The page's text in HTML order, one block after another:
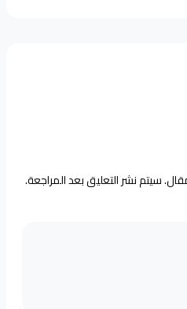
سيتم نشر التعليق بعد المراجعة.